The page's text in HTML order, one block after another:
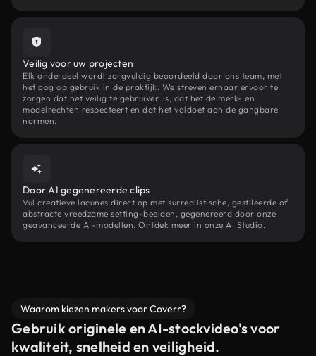
Veilig voor uw projecten
Elk onderdeel wordt zorgvuldig beoordeeld door ons team, met
het oog op gebruik in de praktijk. We streven ernaar ervoor te
zorgen dat het veilig te gebruiken is, dat het de merk- en
modelrechten respecteert en dat het voldoet aan de gangbare
normen.
Door AI gegenereerde clips
Vul creatieve lacunes direct op met surrealistische, gestileerde of
abstracte vreedzame setting-beelden, gegenereerd door onze
geavanceerde AI-modellen. Ontdek meer in onze AI Studio.
Waarom kiezen makers voor Coverr?
Gebruik originele en AI-stockvideo's voor
kwaliteit, snelheid en veiligheid.